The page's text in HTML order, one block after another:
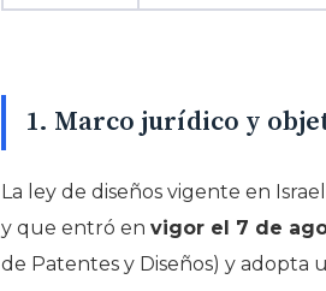
1. Marco jurídico y
La ley de diseños vigente en
y que entró en vigor el 7 de
de Patentes y Diseños) y adopta